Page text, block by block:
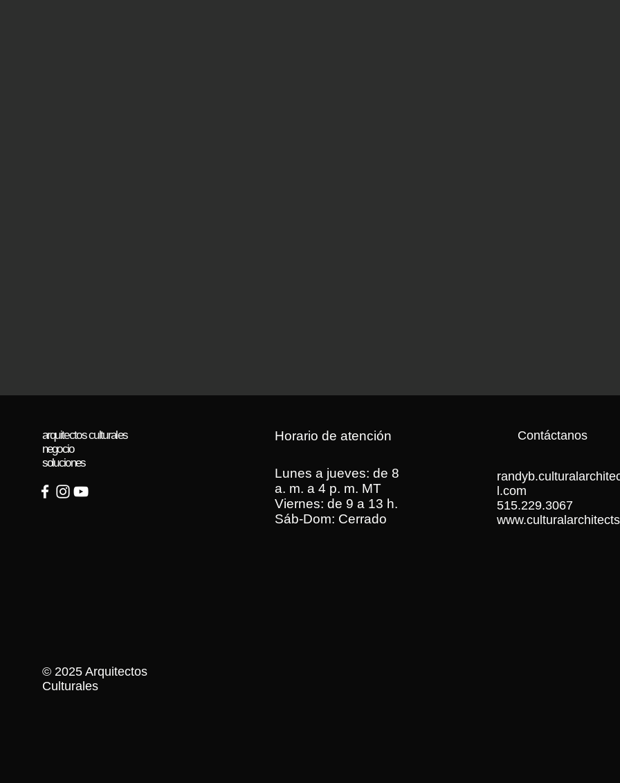
arquitectos culturales
negocio
soluciones
© 2025 Arquitectos
Culturales
Horario de atención
Lunes a jueves: de 8
a. m. a 4 p. m. MT
Viernes: de 9 a 13 h.
Sáb-Dom: Cerrado
Contáctanos
l.com
515.229.3067